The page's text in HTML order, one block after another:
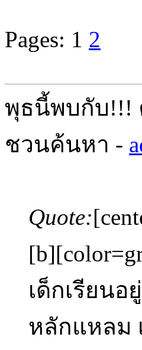
Pages: 1 2
พุธนี้พบกับ!!!
ชวนค้นหา -
Quote:
เด็กเรียน
หลักแหลม